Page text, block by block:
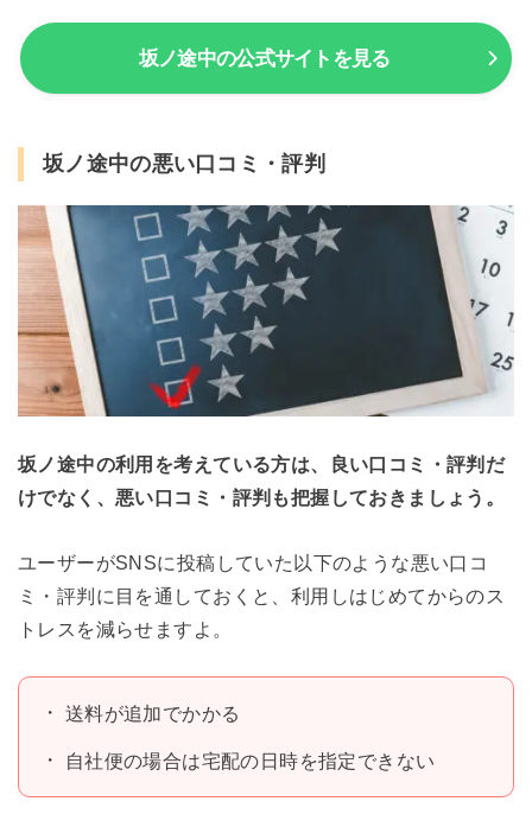
坂ノ途中の公式サイトを見る
坂ノ途中の悪い口コミ・評判
坂ノ途中の利用を考えている方は、良い口コミ・評判だ
けでなく、悪い口コミ・評判も把握しておきましょう。
ユーザーがSNSに投稿していた以下のような悪い口コ
ミ・評判に目を通しておくと、利用しはじめてからのス
トレスを減らせますよ。
送料が追加でかかる
自社便の場合は宅配の日時を指定できない